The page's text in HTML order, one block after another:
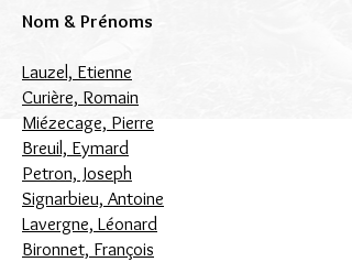
Nom & Prénoms
Lauzel, Etienne
Curière, Romain
Miézecage, Pierre
Breuil, Eymard
Petron, Joseph
Signarbieu, Antoine
Lavergne, Léonard
Bironnet, François